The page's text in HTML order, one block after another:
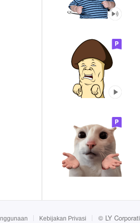
Kebijakan Privasi © LY